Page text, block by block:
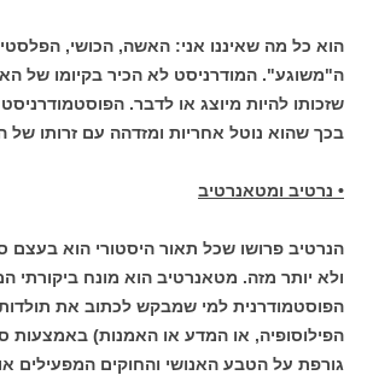
הוא כל מה שאיננו אני: האשה, הכושי,
ה"משוגע". המודרניסט לא הכיר בקיומו של
שזכותו להיות מיוצג או לדבר.
בכך שהוא נוטל אחריות ומזדהה עם זרותו של
• נרטיב ומטאנרטיב
הנרטיב פרושו שכל תאור היסטורי הוא בעצם
ולא יותר מזה. מטאנרטיב הוא מונח ביקורתי
הפוסטמודרנית למי שמבקש לכתוב את
הפילוסופיה, או המדע או האמנות) באמצעות
גורפת על הטבע האנושי והחוקים המפעילים